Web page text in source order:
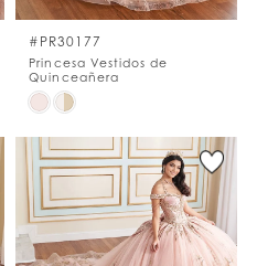
#PR30177
Princesa Vestidos de
Quinceañera
Skip
List
#c78dbe3f3f
to
end